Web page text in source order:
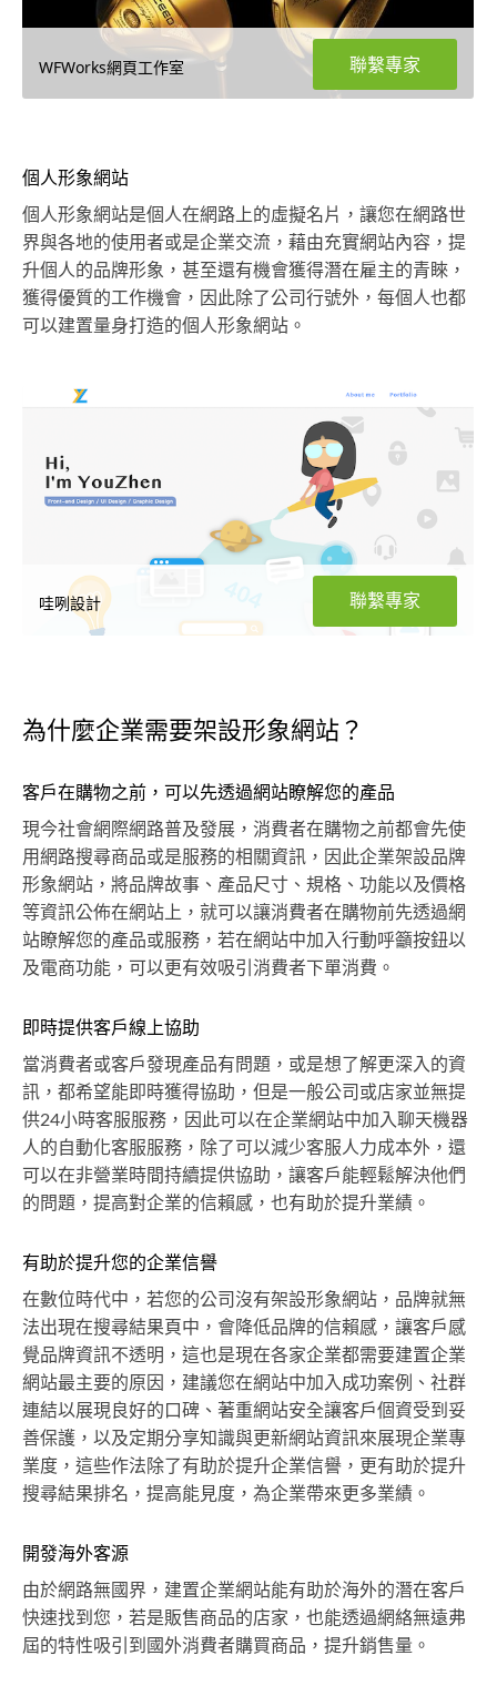
WFWorks網頁工作室 聯繫專家
個人形象網站
個人形象網站是個人在網路上的虛擬名片，讓您在網路世
界與各地的使用者或是企業交流，藉由充實網站內容，提
升個人的品牌形象，甚至還有機會獲得潛在雇主的青睞，
獲得優質的工作機會，因此除了公司行號外，每個人也都
可以建置量身打造的個人形象網站。
哇咧設計 聯繫專家
為什麼企業需要架設形象網站？
客戶在購物之前，可以先透過網站瞭解您的產品
現今社會網際網路普及發展，消費者在購物之前都會先使
用網路搜尋商品或是服務的相關資訊，因此企業架設品牌
形象網站，將品牌故事、產品尺寸、規格、功能以及價格
等資訊公佈在網站上，就可以讓消費者在購物前先透過網
站瞭解您的產品或服務，若在網站中加入行動呼籲按鈕以
及電商功能，可以更有效吸引消費者下單消費。
即時提供客戶線上協助
當消費者或客戶發現產品有問題，或是想了解更深入的資
訊，都希望能即時獲得協助，但是一般公司或店家並無提
供24小時客服服務，因此可以在企業網站中加入聊天機器
人的自動化客服服務，除了可以減少客服人力成本外，還
可以在非營業時間持續提供協助，讓客戶能輕鬆解決他們
的問題，提高對企業的信賴感，也有助於提升業績。
有助於提升您的企業信譽
在數位時代中，若您的公司沒有架設形象網站，品牌就無
法出現在搜尋結果頁中，會降低品牌的信賴感，讓客戶感
覺品牌資訊不透明，這也是現在各家企業都需要建置企業
網站最主要的原因，建議您在網站中加入成功案例、社群
連結以展現良好的口碑、著重網站安全讓客戶個資受到妥
善保護，以及定期分享知識與更新網站資訊來展現企業專
業度，這些作法除了有助於提升企業信譽，更有助於提升
搜尋結果排名，提高能見度，為企業帶來更多業績。
開發海外客源
由於網路無國界，建置企業網站能有助於海外的潛在客戶
快速找到您，若是販售商品的店家，也能透過網絡無遠弗
屆的特性吸引到國外消費者購買商品，提升銷售量。